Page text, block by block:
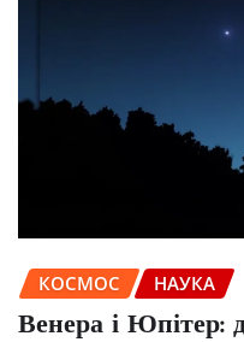
КОСМОС НАУКА
Венера і Юпітер: